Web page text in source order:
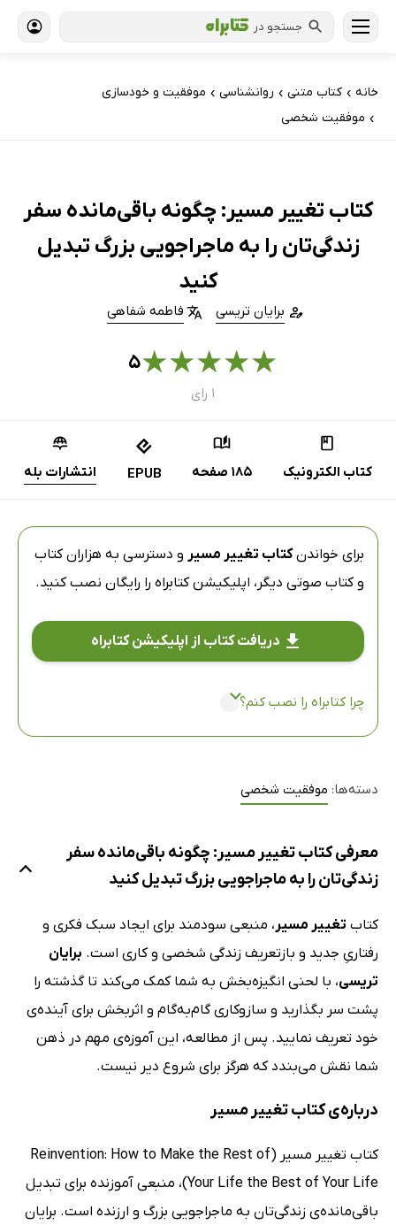
جستجو در
خانه › کتاب‌ متنی › روانشناسی › موفقیت و خودسازی
› موفقیت شخصی
کتاب تغییر مسیر: چگونه باقی‌مانده سفر
زندگی‌تان را به ماجراجویی بزرگ تبدیل
کنید
برایان تریسی فاطمه شفاهی
★
★
★
★
★۵
۱ رای
کتاب الکترونیک 185 صفحه EPUB انتشارات بله
برای خواندنکتاب تغییر مسیر و دسترسی به هزاران کتاب
و کتاب صوتی دیگر، اپلیکیشن کتابراه را رایگان نصب کنید.
دریافت کتاب از اپلیکیشن کتابراه
چرا کتابراه را نصب کنم؟
دسته‌ها: موفقیت شخصی
معرفی کتاب تغییر مسیر: چگونه باقی‌مانده سفر
زندگی‌تان را به ماجراجویی بزرگ تبدیل کنید
کتاب تغییر مسیر، منبعی سودمند برای ایجاد سبک فکری و
رفتاریِ جدید و بازتعریف زندگی شخصی و کاری است. برایان
تریسی، با لحنی انگیزه‌بخش به شما کمک می‌کند تا گذشته را
پشت سر بگذارید و سازوکاری گام‌به‌گام و اثربخش برای آینده‌ی
خود تعریف نمایید. پس از مطالعه، این آموزه‌‌ی مهم در ذهن
شما نقش می‌بندد که هرگز برای شروع دیر نیست.
درباره‌ی کتاب تغییر مسیر
کتاب تغییر مسیر (Reinvention: How to Make the Rest of
Your Life the Best of Your Life)، منبعی آموزنده برای تبدیل
باقی‌مانده‌ی زندگی‌تان به ماجراجویی بزرگ و ارزنده است. برایان